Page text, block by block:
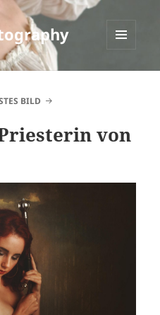
BILD
von